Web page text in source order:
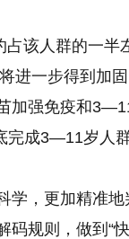
该人群的一半
进一步得到加
加强免疫和
完成3—11岁人
学，更加精准地
码规则，做到“